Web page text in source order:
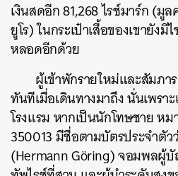
เงินสดอีก 81,268 ไรช์มาร์ก (มู
ยูโร) ในกระเป๋าเสื้อของเขายัง
หลอดอีกด้วย
ผู้เข้าพักรายใหม่และสัมภา
ทันทีเมื่อเดินทางมาถึง นั่นเพรา
โรงแรม หากเป็นนักโทษชาย หม
350013 มีชื่อตามบัตรประจำตัว
(Hermann Göring) จอมพลผู้